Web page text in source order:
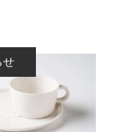
せ